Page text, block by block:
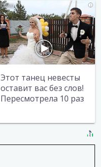
i
Этот танец невесты
оставит вас без слов!
Пересмотрела 10 раз